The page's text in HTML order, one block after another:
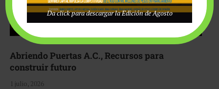
Abriendo Puertas A.C., Recursos para
construir futuro
1 julio, 2026
Da click para descargar la Edición de Agosto